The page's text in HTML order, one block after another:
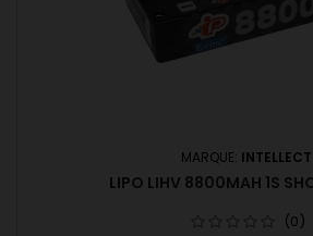
MARQUE: INTELLECT
LIPO LIHV 8800MAH 1S
(0)